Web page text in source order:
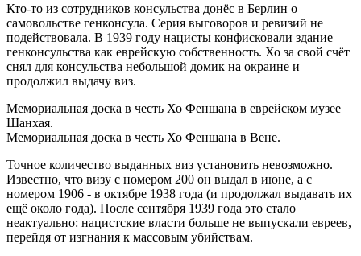
Кто-то из сотрудников консульства донёс в Берлин о
самовольстве генконсула. Серия выговоров и ревизий не
подействовала. В 1939 году нацисты конфисковали здание
генконсульства как еврейскую собственность. Хо за свой счёт
снял для консульства небольшой домик на окраине и
продолжил выдачу виз.
Мемориальная доска в честь Хо Феншана в еврейском музее
Шанхая.
Мемориальная доска в честь Хо Феншана в Вене.
Точное количество выданных виз установить невозможно.
Известно, что визу с номером 200 он выдал в июне, а с
номером 1906 - в октябре 1938 года (и продолжал выдавать их
ещё около года). После сентября 1939 года это стало
неактуально: нацистские власти больше не выпускали евреев,
перейдя от изгнания к массовым убийствам.